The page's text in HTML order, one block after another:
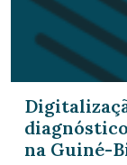
na Guiné-